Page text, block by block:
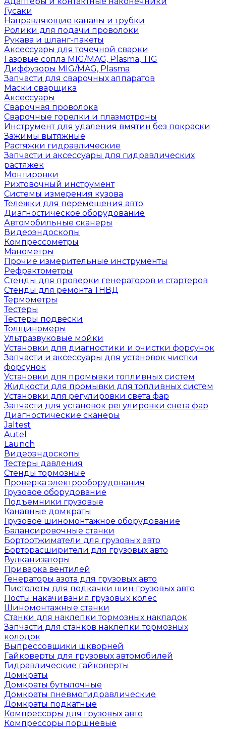
Гусаки
Направляющие каналы и трубки
Ролики для подачи проволоки
Рукава и шланг-пакеты
Аксессуары для точечной сварки
Газовые сопла MIG/MAG, Plasma, TIG
Диффузоры MIG/MAG, Plasma
Запчасти для сварочных аппаратов
Маски сварщика
Аксессуары
Сварочная проволока
Сварочные горелки и плазмотроны
Инструмент для удаления вмятин без покраски
Зажимы вытяжные
Растяжки гидравлические
Запчасти и аксессуары для гидравлических
растяжек
Монтировки
Рихтовочный инструмент
Системы измерения кузова
Тележки для перемещения авто
Диагностическое оборудование
Автомобильные сканеры
Видеоэндоскопы
Компрессометры
Манометры
Прочие измерительные инструменты
Рефрактометры
Стенды для проверки генераторов и стартеров
Стенды для ремонта ТНВД
Термометры
Тестеры
Тестеры подвески
Толщиномеры
Ультразвуковые мойки
Установки для диагностики и очистки форсунок
Запчасти и аксессуары для установок чистки
форсунок
Установки для промывки топливных систем
Жидкости для промывки для топливных систем
Установки для регулировки света фар
Запчасти для установок регулировки света фар
Диагностические сканеры
Jaltest
Autel
Launch
Видеоэндоскопы
Тестеры давления
Стенды тормозные
Проверка электрооборудования
Грузовое оборудование
Подъемники грузовые
Канавные домкраты
Грузовое шиномонтажное оборудование
Балансировочные станки
Бортоотжиматели для грузовых авто
Борторасширители для грузовых авто
Вулканизаторы
Приварка вентилей
Генераторы азота для грузовых авто
Пистолеты для подкачки шин грузовых авто
Посты накачивания грузовых колес
Шиномонтажные станки
Станки для наклепки тормозных накладок
Запчасти для станков наклепки тормозных
колодок
Выпрессовщики шкворней
Гайковерты для грузовых автомобилей
Гидравлические гайковерты
Домкраты
Домкраты бутылочные
Домкраты пневмогидравлические
Домкраты подкатные
Компрессоры для грузовых авто
Компрессоры поршневые